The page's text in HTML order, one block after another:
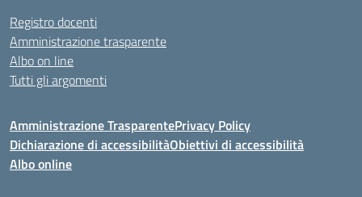
Registro docenti
Amministrazione trasparente
Albo on line
Tutti gli argomenti
Amministrazione TrasparentePrivacy Policy
Dichiarazione di accessibilitàObiettivi di accessibilità
Albo online